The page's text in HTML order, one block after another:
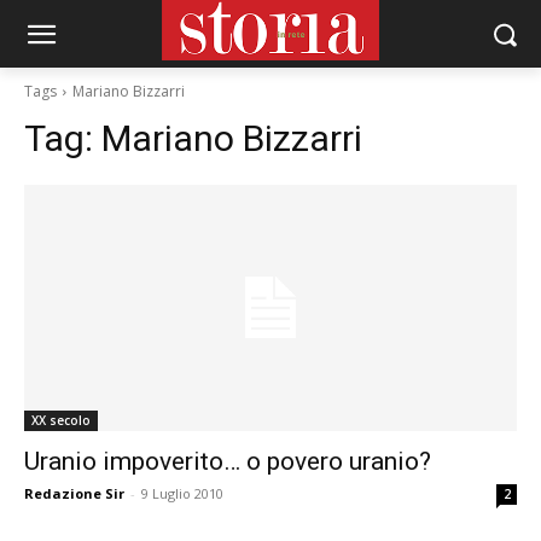
Tags Mariano Bizzarri
Tag: Mariano Bizzarri
XX secolo
Uranio impoverito… o povero uranio?
Redazione Sir - 9 Luglio 2010 2